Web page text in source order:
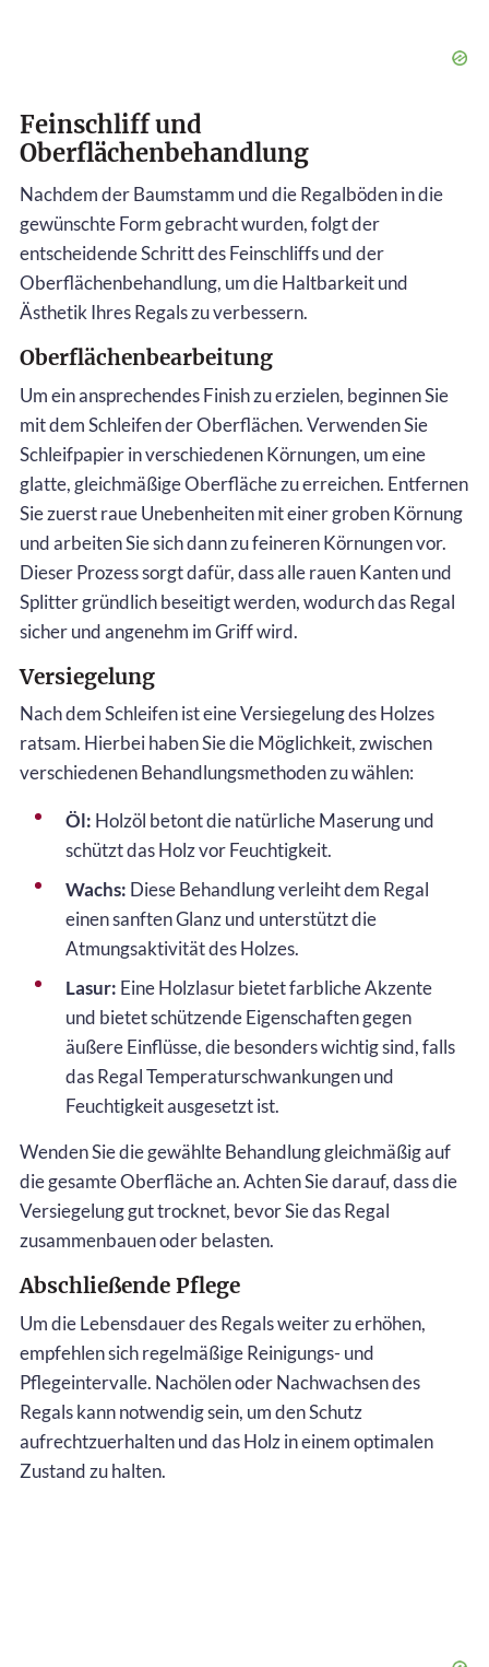
Feinschliff und
Oberflächenbehandlung
Nachdem der Baumstamm und die Regalböden in die
gewünschte Form gebracht wurden, folgt der
entscheidende Schritt des Feinschliffs und der
Oberflächenbehandlung, um die Haltbarkeit und
Ästhetik Ihres Regals zu verbessern.
Oberflächenbearbeitung
Um ein ansprechendes Finish zu erzielen, beginnen Sie
mit dem Schleifen der Oberflächen. Verwenden Sie
Schleifpapier in verschiedenen Körnungen, um eine
glatte, gleichmäßige Oberfläche zu erreichen. Entfernen
Sie zuerst raue Unebenheiten mit einer groben Körnung
und arbeiten Sie sich dann zu feineren Körnungen vor.
Dieser Prozess sorgt dafür, dass alle rauen Kanten und
Splitter gründlich beseitigt werden, wodurch das Regal
sicher und angenehm im Griff wird.
Versiegelung
Nach dem Schleifen ist eine Versiegelung des Holzes
ratsam. Hierbei haben Sie die Möglichkeit, zwischen
verschiedenen Behandlungsmethoden zu wählen:
Öl: Holzöl betont die natürliche Maserung und
schützt das Holz vor Feuchtigkeit.
Wachs: Diese Behandlung verleiht dem Regal
einen sanften Glanz und unterstützt die
Atmungsaktivität des Holzes.
Lasur: Eine Holzlasur bietet farbliche Akzente
und bietet schützende Eigenschaften gegen
äußere Einflüsse, die besonders wichtig sind, falls
das Regal Temperaturschwankungen und
Feuchtigkeit ausgesetzt ist.
Wenden Sie die gewählte Behandlung gleichmäßig auf
die gesamte Oberfläche an. Achten Sie darauf, dass die
Versiegelung gut trocknet, bevor Sie das Regal
zusammenbauen oder belasten.
Abschließende Pflege
Um die Lebensdauer des Regals weiter zu erhöhen,
empfehlen sich regelmäßige Reinigungs- und
Pflegeintervalle. Nachölen oder Nachwachsen des
Regals kann notwendig sein, um den Schutz
aufrechtzuerhalten und das Holz in einem optimalen
Zustand zu halten.